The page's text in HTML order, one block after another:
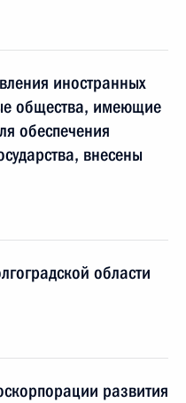
иностранных
общества, имеющие
обеспечения
внесены
области
развития